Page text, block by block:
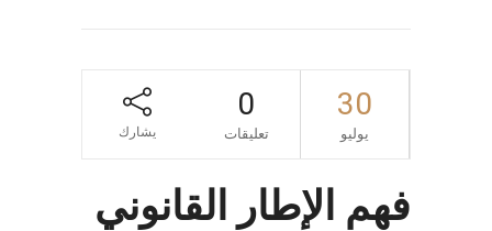
30
يوليو
0
تعليقات يشارك
فهم الإطار القانوني